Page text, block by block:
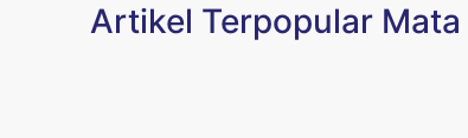
Artikel Terpopular